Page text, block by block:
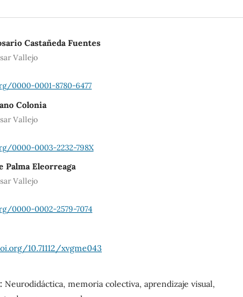
Castañeda Fuentes
Vallejo
0000-0001-8780-6477
Colonia
Vallejo
0000-0003-2232-798X
Palma Eleorreaga
Vallejo
0000-0002-2579-7074
10.71112/xvgme043
Neurodidáctica, memoria colectiva, aprendizaje visual,